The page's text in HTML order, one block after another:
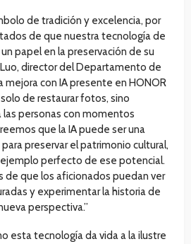
de tradición y excelencia, por
de que nuestra tecnología de
papel en la preservación de su
director del Departamento de
mejora con IA presente en HONOR
de restaurar fotos, sino
personas con momentos
que la IA puede ser una
preservar el patrimonio cultural,
perfecto de ese potencial.
de que los aficionados puedan ver
y experimentar la historia de
perspectiva.”
esta tecnología da vida a la ilustre